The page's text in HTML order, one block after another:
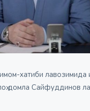
хатиби лавозимида
домла Сайфуддинов